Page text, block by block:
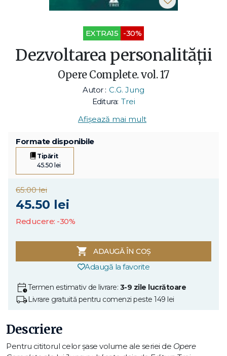
EXTRA15 -30%
Dezvoltarea personalităţii
Opere Complete. vol. 17
Autor : C.G. Jung
Editura: Trei
Afișează mai mult
Formate disponibile
Tipărit
45.50 lei
65.00 lei
45.50 lei
Reducere: -30%
ADAUGĂ ÎN COȘ
Adaugă la favorite
Termen estimativ de livrare: 3-9 zile lucrătoare
Livrare gratuită pentru comenzi peste 149 lei
Descriere
Pentru cititorul celor şase volume ale seriei de Opere